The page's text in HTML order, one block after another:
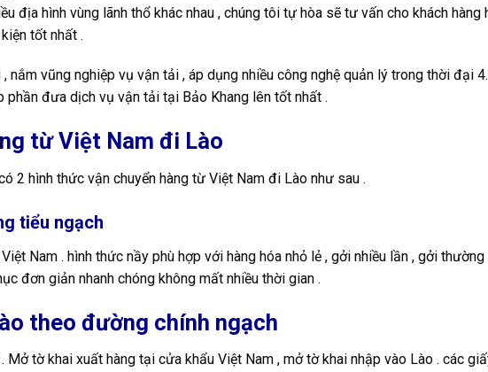
địa hình vùng lãnh thổ khác nhau , chúng tôi tự hòa sẽ tư vấn cho khách hàng
tốt nhất .
vũng nghiệp vụ vận tải , áp dụng nhiều công nghệ quản lý trong thời đại
đưa dịch vụ vận tải tại Bảo Khang lên tốt nhất .
từ Việt Nam đi Lào
2 hình thức vận chuyển hàng từ Việt Nam đi Lào như sau .
tiểu ngạch
Nam . hình thức nầy phù hợp với hàng hóa nhỏ lẻ , gởi nhiều lần , gởi thường
đơn giản nhanh chóng không mất nhiều thời gian .
theo đường chính ngạch
tờ khai xuất hàng tại cửa khẩu Việt Nam , mở tờ khai nhập vào Lào . các